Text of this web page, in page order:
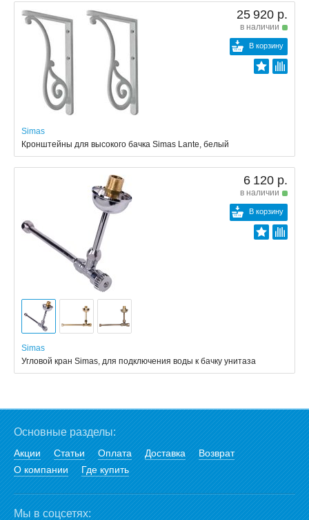
25 920 р.
в наличии
В корзину
Simas
Кронштейны для высокого бачка Simas Lante, белый
6 120 р.
в наличии
В корзину
Simas
Угловой кран Simas, для подключения воды к бачку унитаза
Основные разделы:
Акции Статьи Оплата Доставка
Возврат
О компании
Где купить
Мы в соцсетях: